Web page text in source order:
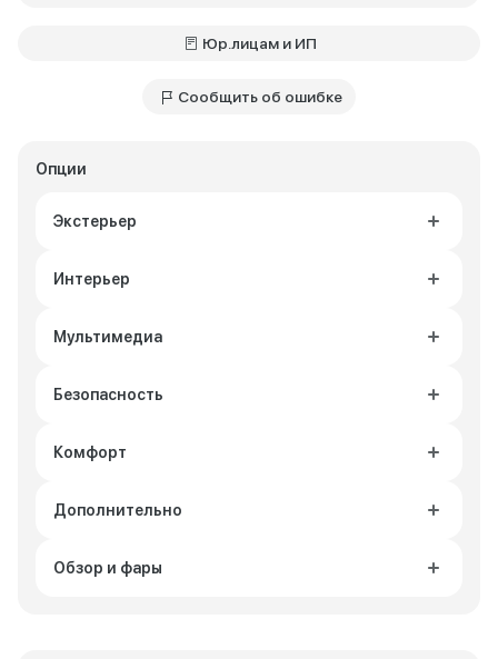
Опции
Экстерьер
Интерьер
Мультимедиа
Безопасность
Комфорт
Дополнительно
Обзор и фары
Юр.лицам и ИП
Сообщить об ошибке